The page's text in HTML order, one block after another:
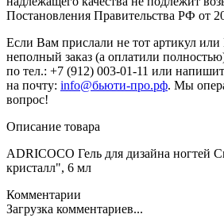
Постановления Правительства РФ от
Если Вам прислали не тот артикул
неполный заказ (а оплатили
по тел.: +7 (912) 003-01-11 или
на почту: info@бьюти-про.рф. Мы
вопрос!
Описание товара
ADRICOCO Гель для дизайна ногтей
кристалл", 6 мл
Комментарии
Загрузка комментариев...